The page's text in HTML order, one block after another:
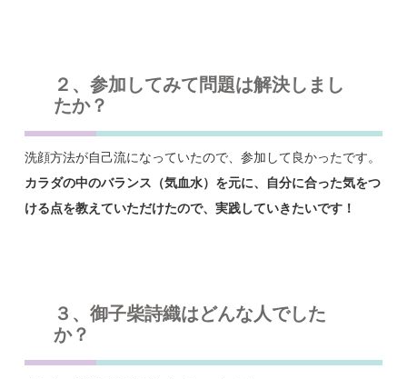
２、参加してみて問題は解決しまし
たか？
洗顔方法が自己流になっていたので、参加して良かったです。
カラダの中のバランス（気血水）を元に、自分に合った気をつ
ける点を教えていただけたので、実践していきたいです！
３、御子柴詩織はどんな人でした
か？